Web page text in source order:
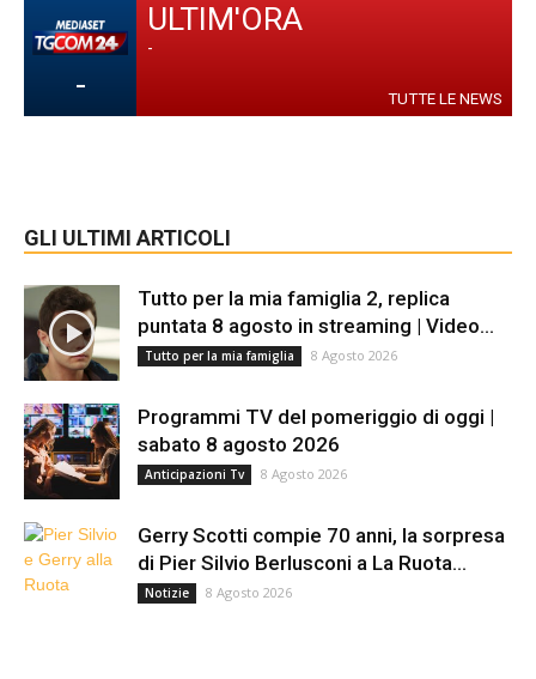
-
ULTIM'ORA
-
TUTTE LE NEWS
GLI ULTIMI ARTICOLI
Tutto per la mia famiglia 2, replica
puntata 8 agosto in streaming | Video...
Tutto per la mia famiglia 8 Agosto 2026
Programmi TV del pomeriggio di oggi |
sabato 8 agosto 2026
Anticipazioni Tv 8 Agosto 2026
Gerry Scotti compie 70 anni, la sorpresa
di Pier Silvio Berlusconi a La Ruota...
Notizie 8 Agosto 2026